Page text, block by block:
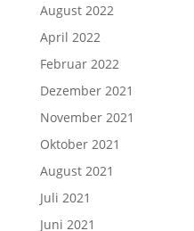
August 2022
April 2022
Februar 2022
Dezember 2021
November 2021
Oktober 2021
August 2021
Juli 2021
Juni 2021